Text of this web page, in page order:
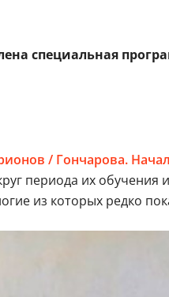
специальная
/ Гончарова.
периода их обучения
из которых редко